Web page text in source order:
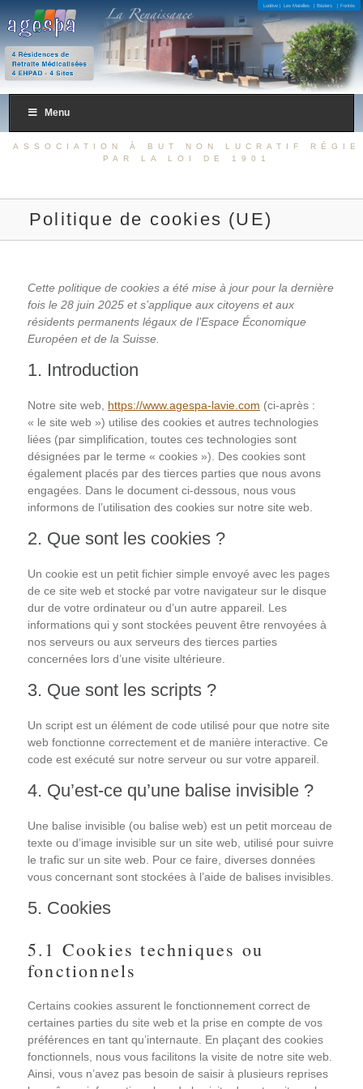
AGESPA
4 Résidences de Retraite Médicalisées 4 EHPAD – 4 Sites Lodève | Les Matelles | Béziers | Fontès
Menu
ASSOCIATION À BUT NON LUCRATIF RÉGIE
PAR LA LOI DE 1901
Politique de cookies (UE)
Cette politique de cookies a été mise à jour pour la dernière
fois le 28 juin 2025 et s’applique aux citoyens et aux
résidents permanents légaux de l’Espace Économique
Européen et de la Suisse.
1. Introduction
Notre site web, https://www.agespa-lavie.com (ci-après :
« le site web ») utilise des cookies et autres technologies
liées (par simplification, toutes ces technologies sont
désignées par le terme « cookies »). Des cookies sont
également placés par des tierces parties que nous avons
engagées. Dans le document ci-dessous, nous vous
informons de l’utilisation des cookies sur notre site web.
2. Que sont les cookies ?
Un cookie est un petit fichier simple envoyé avec les pages
de ce site web et stocké par votre navigateur sur le disque
dur de votre ordinateur ou d’un autre appareil. Les
informations qui y sont stockées peuvent être renvoyées à
nos serveurs ou aux serveurs des tierces parties
concernées lors d’une visite ultérieure.
3. Que sont les scripts ?
Un script est un élément de code utilisé pour que notre site
web fonctionne correctement et de manière interactive. Ce
code est exécuté sur notre serveur ou sur votre appareil.
4. Qu’est-ce qu’une balise invisible ?
Une balise invisible (ou balise web) est un petit morceau de
texte ou d’image invisible sur un site web, utilisé pour suivre
le trafic sur un site web. Pour ce faire, diverses données
vous concernant sont stockées à l’aide de balises invisibles.
5. Cookies
5.1 Cookies techniques ou
fonctionnels
Certains cookies assurent le fonctionnement correct de
certaines parties du site web et la prise en compte de vos
préférences en tant qu’internaute. En plaçant des cookies
fonctionnels, nous vous facilitons la visite de notre site web.
Ainsi, vous n’avez pas besoin de saisir à plusieurs reprises